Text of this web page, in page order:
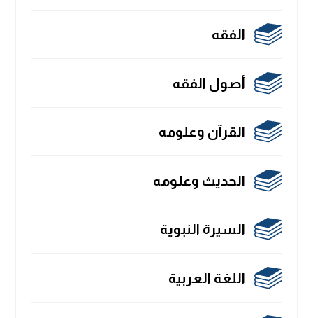
الفقه
أصول الفقه
القرآن وعلومه
الحديث وعلومه
السيرة النبوية
اللغة العربية